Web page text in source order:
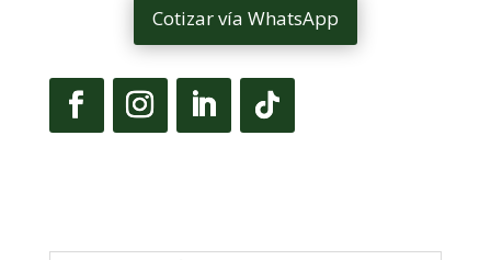
Cotizar vía WhatsApp